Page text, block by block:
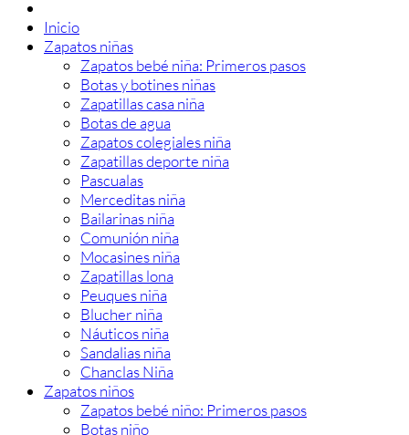
Inicio
Zapatos niñas
Zapatos bebé niña: Primeros pasos
Botas y botines niñas
Zapatillas casa niña
Botas de agua
Zapatos colegiales niña
Zapatillas deporte niña
Pascualas
Merceditas niña
Bailarinas niña
Comunión niña
Mocasines niña
Zapatillas lona
Peuques niña
Blucher niña
Náuticos niña
Sandalias niña
Chanclas Niña
Zapatos niños
Zapatos bebé niño: Primeros pasos
Botas niño